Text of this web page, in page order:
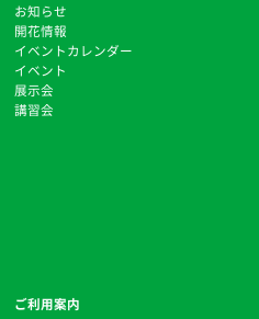
お知らせ
開花情報
イベントカレンダー
イベント
展示会
講習会
ご利用案内